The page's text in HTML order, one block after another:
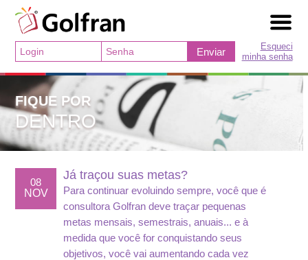
Enviar
Esqueci
minha senha
FIQUE POR
DENTRO
08
NOV
Já traçou suas metas?
Para continuar evoluindo sempre, você que é
consultora Golfran deve traçar pequenas
metas mensais, semestrais, anuais... e à
medida que você for conquistando seus
objetivos, você vai aumentando cada vez